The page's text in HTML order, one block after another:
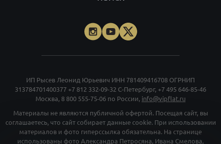
ИП Рысев Леонид Юрьевич ИНН 781409416708 ОГРНИП
313784701400377 +7 812 332-09-32 С-Петербург, +7 495 646-85-46
Москва, 8 800 555-75-06 по России, info@vipflat.ru
Материалы не являются публичной офертой. Посещая сайт, вы
соглашаетесь, что сайт собирает данные cookie. При использовании
материалов и фото гиперссылка обязательна. На странице
использованы фото Александра Петросяна, Ивана Смелова,